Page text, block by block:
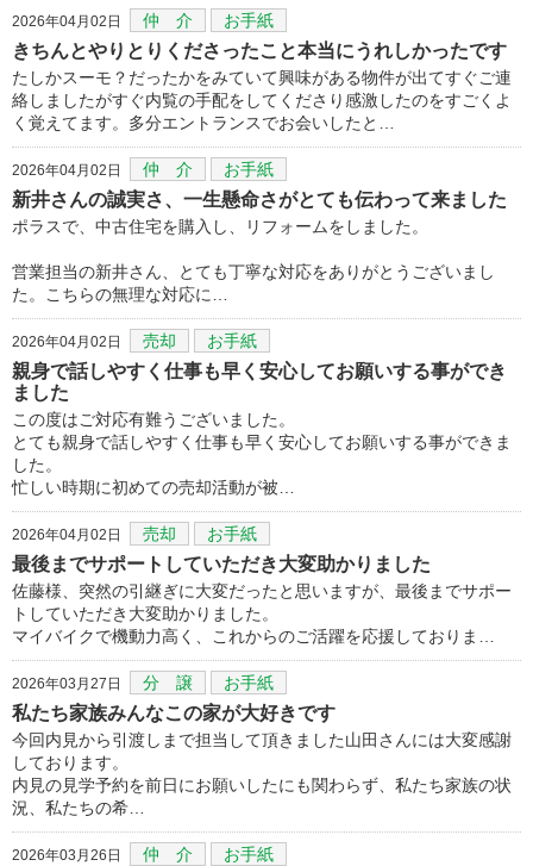
2026年04月02日 仲 介 お手紙
きちんとやりとりくださったこと本当にうれしかったです
たしかスーモ？だったかをみていて興味がある物件が出てすぐご連
絡しましたがすぐ内覧の手配をしてくださり感激したのをすごくよ
く覚えてます。多分エントランスでお会いしたと…
2026年04月02日 仲 介 お手紙
新井さんの誠実さ、一生懸命さがとても伝わって来ました
ポラスで、中古住宅を購入し、リフォームをしました。
営業担当の新井さん、とても丁寧な対応をありがとうございまし
た。こちらの無理な対応に…
2026年04月02日 売却 お手紙
親身で話しやすく仕事も早く安心してお願いする事ができ
ました
この度はご対応有難うございました。
とても親身で話しやすく仕事も早く安心してお願いする事ができま
した。
忙しい時期に初めての売却活動が被…
2026年04月02日 売却 お手紙
最後までサポートしていただき大変助かりました
佐藤様、突然の引継ぎに大変だったと思いますが、最後までサポー
トしていただき大変助かりました。
マイバイクで機動力高く、これからのご活躍を応援しておりま…
2026年03月27日 分 譲 お手紙
私たち家族みんなこの家が大好きです
今回内見から引渡しまで担当して頂きました山田さんには大変感謝
しております。
内見の見学予約を前日にお願いしたにも関わらず、私たち家族の状
況、私たちの希…
2026年03月26日 仲 介 お手紙